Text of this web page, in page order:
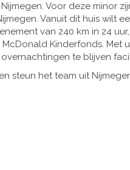
Voor deze minor
Vanuit dit huis wilt
van 240 km in 24
Kinderfonds. Met
te blijven
steun het team uit